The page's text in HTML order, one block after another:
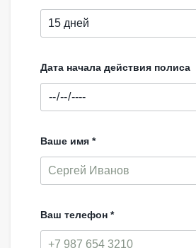
Дата начала действия полиса
Ваше имя *
Ваш телефон *